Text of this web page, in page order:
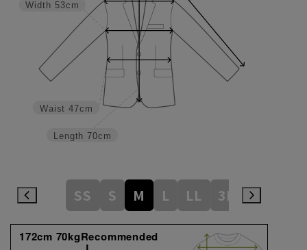
Length 70cm
Waist 47cm
Width 53cm
SS S M L LL 3L
172cm 70kgRecommended